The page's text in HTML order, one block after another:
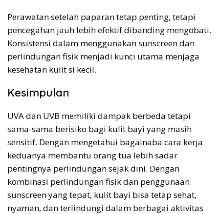
Perawatan setelah paparan tetap penting, tetapi
pencegahan jauh lebih efektif dibanding mengobati.
Konsistensi dalam menggunakan sunscreen dan
perlindungan fisik menjadi kunci utama menjaga
kesehatan kulit si kecil.
Kesimpulan
UVA dan UVB memiliki dampak berbeda tetapi
sama-sama berisiko bagi kulit bayi yang masih
sensitif. Dengan mengetahui bagainaba cara kerja
keduanya membantu orang tua lebih sadar
pentingnya perlindungan sejak dini. Dengan
kombinasi perlindungan fisik dan penggunaan
sunscreen yang tepat, kulit bayi bisa tetap sehat,
nyaman, dan terlindungi dalam berbagai aktivitas